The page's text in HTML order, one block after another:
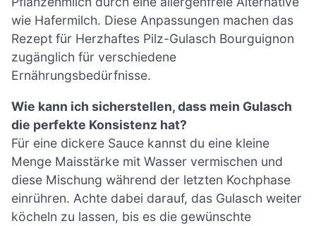
wie Hafermilch. Diese Anpassungen machen das
Rezept für Herzhaftes Pilz-Gulasch Bourguignon
zugänglich für verschiedene
Ernährungsbedürfnisse.
Wie kann ich sicherstellen, dass mein Gulasch
die perfekte Konsistenz hat?
Für eine dickere Sauce kannst du eine kleine
Menge Maisstärke mit Wasser vermischen und
diese Mischung während der letzten Kochphase
einrühren. Achte dabei darauf, das Gulasch weiter
köcheln zu lassen, bis es die gewünschte